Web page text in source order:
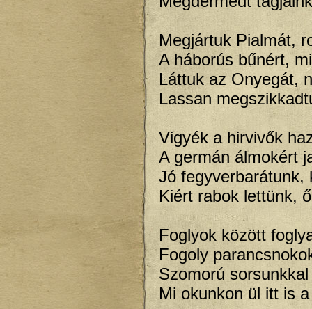
Megjártuk Pialmát,
A háborús bűnért,
Láttuk az Onyegát,
Lassan
Vigyék a hirvivők
A germán álmokért
Jó fegyverbarátunk,
Kiért rabok lettünk,
Foglyok között
Fogoly
Szomorú
Mi okunkon ül itt is